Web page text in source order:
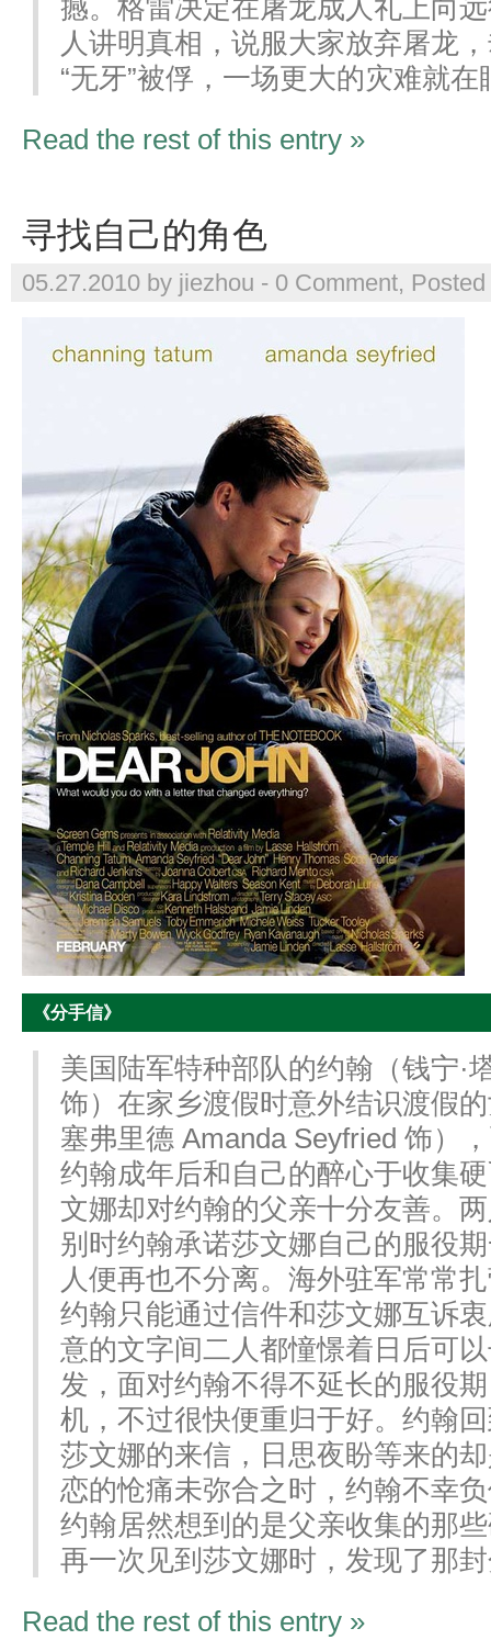
撼。格雷决定在屠龙成人礼上向
人讲明真相，说服大家放弃屠龙
“无牙”被俘，一场更大的灾难就
Read the rest of this entry »
寻找自己的角色
05.27.2010 by jiezhou - 0 Comment,
《分手信》
美国陆军特种部队的约翰（钱宁·
饰）在家乡渡假时意外结识渡假
塞弗里德 Amanda Seyfried 饰）
约翰成年后和自己的醉心于收集
文娜却对约翰的父亲十分友善。
别时约翰承诺莎文娜自己的服役
人便再也不分离。海外驻军常常
约翰只能通过信件和莎文娜互诉
意的文字间二人都憧憬着日后可
发，面对约翰不得不延长的服役
机，不过很快便重归于好。约翰
莎文娜的来信，日思夜盼等来的
恋的怆痛未弥合之时，约翰不幸
约翰居然想到的是父亲收集的那
再一次见到莎文娜时，发现了那
Read the rest of this entry »